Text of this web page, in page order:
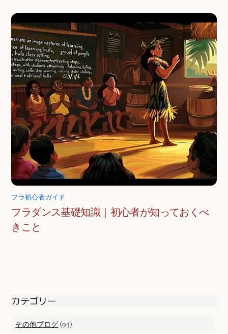
フラ初心者ガイド
フラダンス基礎知識｜初心者が知っておくべ
きこと
カテゴリー
その他ブログ (93)